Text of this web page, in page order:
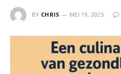
BY CHRIS MEI 19, 2025